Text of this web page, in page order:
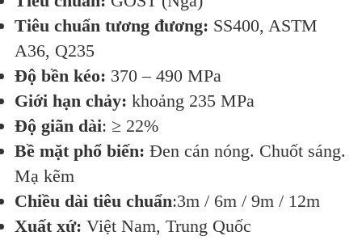
Tiêu chuẩn tương đương: SS400, ASTM
A36, Q235
Độ bền kéo: 370 – 490 MPa
Giới hạn chảy: khoảng 235 MPa
Độ giãn dài: ≥ 22%
Bề mặt phổ biến: Đen cán nóng. Chuốt sáng.
Mạ kẽm
Chiều dài tiêu chuẩn:3m / 6m / 9m / 12m
Xuất xứ: Việt Nam, Trung Quốc